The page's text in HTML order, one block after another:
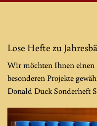
Lose Hefte zu
Wir möchten Ihnen einen
besonderen Projekte
Donald Duck Sonderheft